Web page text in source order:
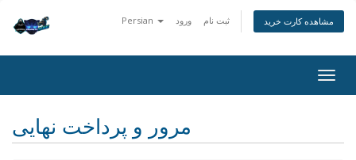
Persian ورود ثبت نام مشاهده کارت خرید
مرور و پرداخت نهایی